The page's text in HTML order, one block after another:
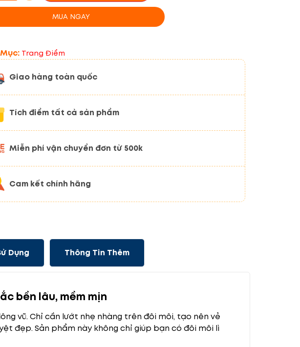
MUA NGAY
Trang Điểm
Giao hàng toàn quốc
Tích điểm tất cả sản phẩm
Miễn phí vận chuyển đơn từ 500k
Cam kết chính hãng
Dụng Thông Tin Thêm
bền lâu, mềm mịn
vũ. Chỉ cần lướt nhẹ nhàng trên đôi môi, tạo nên vẻ
đẹp. Sản phẩm này không chỉ giúp bạn có đôi môi lì